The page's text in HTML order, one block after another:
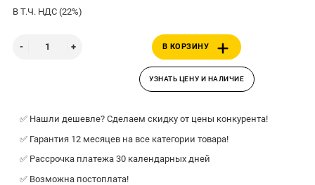
В Т.Ч. НДС (22%)
В КОРЗИНУ
УЗНАТЬ ЦЕНУ И НАЛИЧИЕ
✅ Нашли дешевле? Сделаем скидку от цены конкурента!
✅ Гарантия 12 месяцев на все категории товара!
✅ Рассрочка платежа 30 календарных дней
✅ Возможна постоплата!